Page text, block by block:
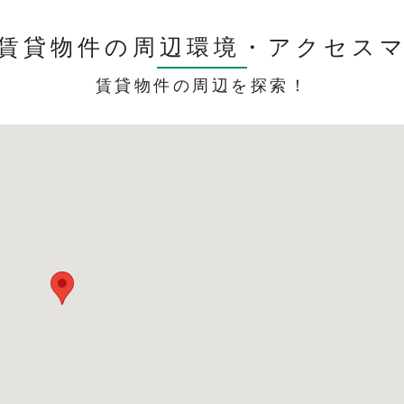
貸物件の周辺環境・ アクセス
賃貸物件の周辺を探索！